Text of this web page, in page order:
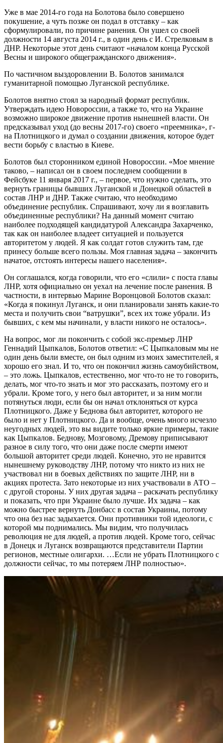
Уже в мае 2014-го года на Болотова было совершено
покушение, а чуть позже он подал в отставку – как
сформулировали, по причине ранения. Он ушел со своей
должности 14 августа 2014 г., в один день с И. Стрелковым в
ДНР. Некоторые этот день считают «началом конца Русской
Весны и широкого общегражданского движения».
По частичном выздоровлении В. Болотов занимался
гуманитарной помощью Луганской республике.
Болотов внятно стоял за народный формат республик.
Утверждать идею Новороссии, а также то, что на Украине
возможно широкое движение против нынешней власти. Он
предсказывал уход (до весны 2017-го) своего «преемника», г-
на Плотницкого и думал о создании движения, которое будет
вести борьбу с властью в Киеве.
Болотов был сторонником единой Новороссии. «Мое мнение
таково, – написал он в своем последнем сообщении в
Фейсбуке 11 января 2017 г., – первое, что нужно сделать, это
вернуть границы бывших Луганской и Донецкой областей в
состав ЛНР и ДНР. Также считаю, что необходимо
объединение республик. Спрашивают, хочу ли я возглавить
объединенные республики? На данный момент считаю
наиболее подходящей кандидатурой Александра Захарченко,
так как он наиболее владеет ситуацией и пользуется
авторитетом у людей. Я как солдат готов служить там, где
принесу больше всего пользы. Моя главная задача – закончить
начатое, отстоять интересы нашего населения».
Он соглашался, когда говорили, что его «слили» с поста главы
ЛНР, хотя официально он уехал на лечение после ранения. В
частности, в интервью Марине Воронцовой Болотов сказал:
«Когда я покинул Луганск, и они планировали занять какие-то
места и получить свои “ватрушки”, всех их тоже убрали. Из
бывших, с кем мы начинали, у власти никого не осталось».
На вопрос, мог ли покончить с собой экс-премьер ЛНР
Геннадий Цыпкалов, Болотов ответил: «С Цыпкаловым мы не
один день были вместе, он был одним из моих заместителей, я
хорошо его знал. И то, что он покончил жизнь самоубийством,
– это ложь. Цыпкалов, естественно, мог что-то не то говорить,
делать, мог что-то знать и мог это рассказать, поэтому его и
убрали. Кроме того, у него был авторитет, и за ним могли
потянуться люди, если бы он начал отклоняться от курса
Плотницкого. Даже у Беднова был авторитет, которого не
было и нет у Плотницкого. Да и вообще, очень много исчезло
неугодных людей, это вы видите только яркие примеры, такие
как Цыпкалов. Беднову, Мозговому, Дремову приписывают
разное в силу того, что они даже после смерти имеют
большой авторитет среди людей. Конечно, это не нравится
нынешнему руководству ЛНР, потому что никто из них не
участвовал ни в боевых действиях по защите ЛНР, ни в
акциях протеста. Зато некоторые из них участвовали в АТО –
с другой стороны. У них другая задача – раскачать республику
и показать, что при Украине было лучше. Их задача – как
можно быстрее вернуть Донбасс в состав Украины, потому
что она без нас задыхается. Они противники той идеологи, с
которой мы поднимались. Мы видим, что получилась
революция не для людей, а против людей. Кроме того, сейчас
в Донецк и Луганск возвращаются представители Партии
регионов, местные олигархи. …Если не убрать Плотницкого с
должности сейчас, то мы потеряем ЛНР полностью».